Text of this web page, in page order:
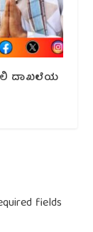
ದಾಖಲೆಯ
fields